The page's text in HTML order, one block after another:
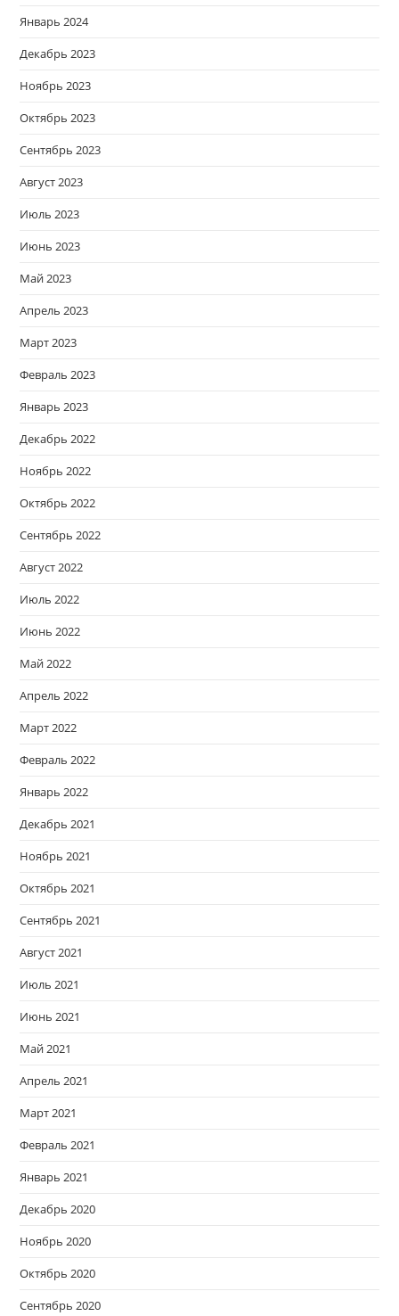
Январь 2024
Декабрь 2023
Ноябрь 2023
Октябрь 2023
Сентябрь 2023
Август 2023
Июль 2023
Июнь 2023
Май 2023
Апрель 2023
Март 2023
Февраль 2023
Январь 2023
Декабрь 2022
Ноябрь 2022
Октябрь 2022
Сентябрь 2022
Август 2022
Июль 2022
Июнь 2022
Май 2022
Апрель 2022
Март 2022
Февраль 2022
Январь 2022
Декабрь 2021
Ноябрь 2021
Октябрь 2021
Сентябрь 2021
Август 2021
Июль 2021
Июнь 2021
Май 2021
Апрель 2021
Март 2021
Февраль 2021
Январь 2021
Декабрь 2020
Ноябрь 2020
Октябрь 2020
Сентябрь 2020